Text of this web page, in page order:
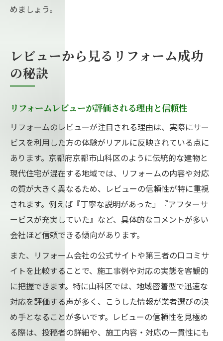
めましょう。
レビューから見るリフォーム成功
の秘訣
リフォームレビューが評価される理由と信頼性
リフォームのレビューが注目される理由は、実際にサー
ビスを利用した方の体験がリアルに反映されている点に
あります。京都府京都市山科区のように伝統的な建物と
現代住宅が混在する地域では、リフォームの内容や対応
の質が大きく異なるため、レビューの信頼性が特に重視
されます。例えば『丁寧な説明があった』『アフターサ
ービスが充実していた』など、具体的なコメントが多い
会社ほど信頼できる傾向があります。
また、リフォーム会社の公式サイトや第三者の口コミサ
イトを比較することで、施工事例や対応の実態を客観的
に把握できます。特に山科区では、地域密着型で迅速な
対応を評価する声が多く、こうした情報が業者選びの決
め手となることが多いです。レビューの信頼性を見極め
る際は、投稿者の詳細や、施工内容・対応の一貫性にも